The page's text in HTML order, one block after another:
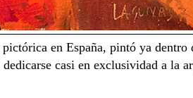
en España, pintó ya dentro
casi en exclusividad a la